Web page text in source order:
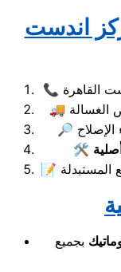
اندست
بجميع